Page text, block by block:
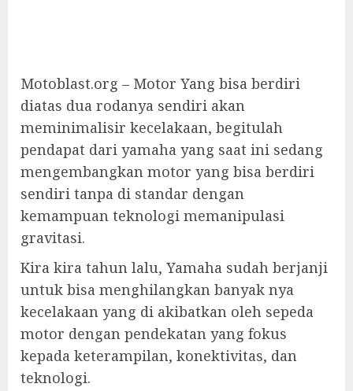
Motoblast.org – Motor Yang bisa berdiri
diatas dua rodanya sendiri akan
meminimalisir kecelakaan, begitulah
pendapat dari yamaha yang saat ini sedang
mengembangkan motor yang bisa berdiri
sendiri tanpa di standar dengan
kemampuan teknologi memanipulasi
gravitasi.
Kira kira tahun lalu, Yamaha sudah berjanji
untuk bisa menghilangkan banyak nya
kecelakaan yang di akibatkan oleh sepeda
motor dengan pendekatan yang fokus
kepada keterampilan, konektivitas, dan
teknologi.